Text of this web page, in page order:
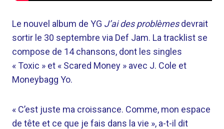
Le nouvel album de YG J’ai des problèmesdevrait
sortir le 30 septembre via Def Jam. La tracklist se
compose de 14 chansons, dont les singles
« Toxic » et « Scared Money » avec J. Cole et
Moneybagg Yo.
« C’est juste ma croissance. Comme, mon espace
de tête et ce que je fais dans la vie », a-t-il dit